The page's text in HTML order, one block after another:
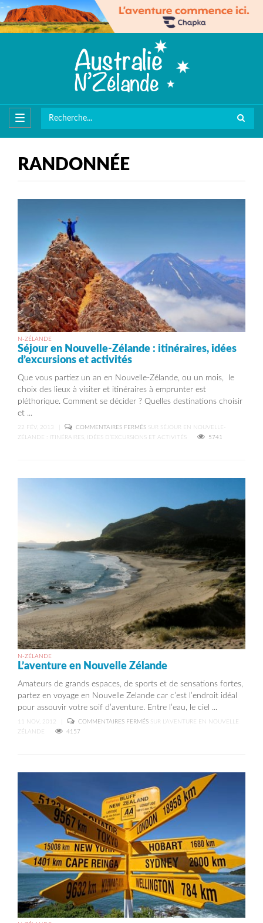
RANDONNÉE
N-ZÉLANDE
Séjour en Nouvelle-Zélande : itinéraires, idées
d’excursions et activités
Que vous partiez un an en Nouvelle-Zélande, ou un mois, le
choix des lieux à visiter et itinéraires à emprunter est
pléthorique. Comment se décider ? Quelles destinations choisir
et ...
22 FÉV, 2013 COMMENTAIRES FERMÉS SUR SÉJOUR EN NOUVELLE-
ZÉLANDE : ITINÉRAIRES, IDÉES D’EXCURSIONS ET ACTIVITÉS
5741
N-ZÉLANDE
L’aventure en Nouvelle Zélande
Amateurs de grands espaces, de sports et de sensations fortes,
partez en voyage en Nouvelle Zelande car c’est l’endroit idéal
pour assouvir votre soif d’aventure. Entre l’eau, le ciel ...
11 NOV, 2012 COMMENTAIRES FERMÉS SUR L’AVENTURE EN NOUVELLE
ZÉLANDE
4157